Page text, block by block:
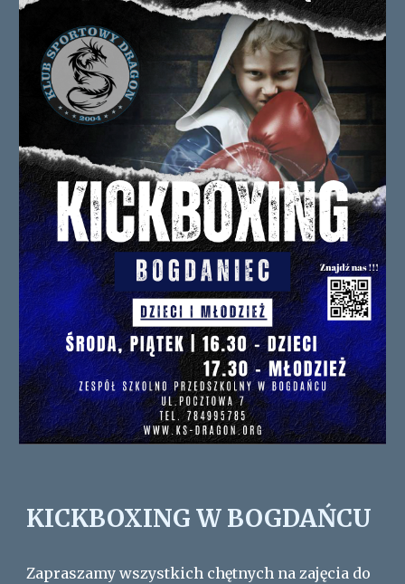
KICKBOXING W BOGDAŃCU
Zapraszamy wszystkich chętnych na zajęcia do